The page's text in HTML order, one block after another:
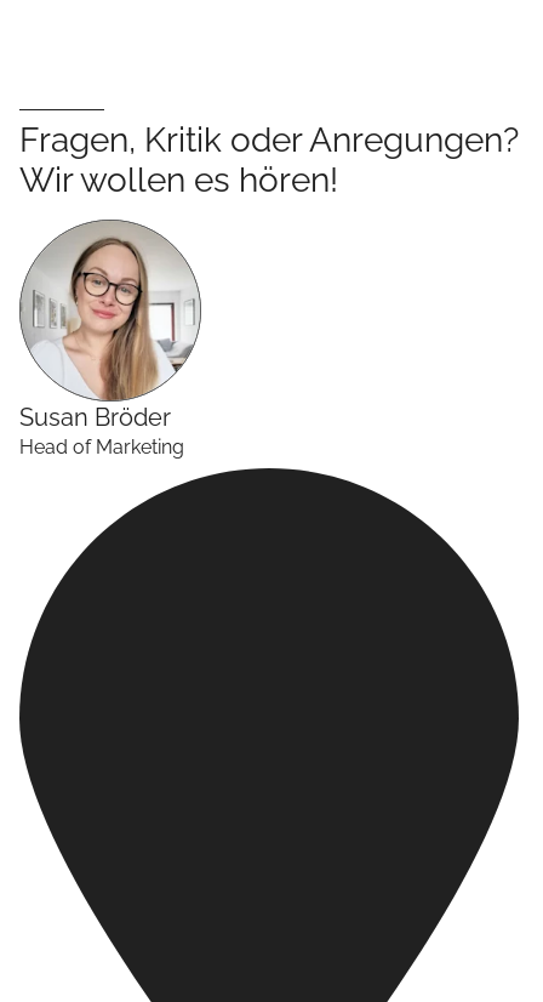
Fragen, Kritik oder Anregungen?
Wir wollen es hören!
Susan Bröder
Head of Marketing